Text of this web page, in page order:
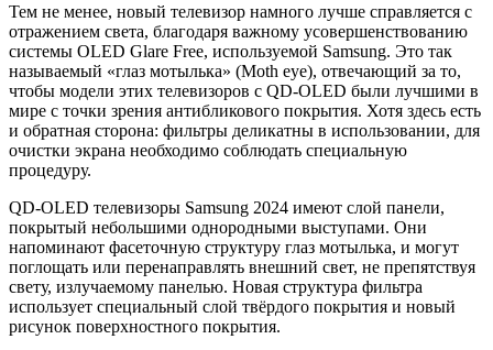
Тем не менее, новый телевизор намного лучше справляется с
отражением света, благодаря важному усовершенствованию
системы OLED Glare Free, используемой Samsung. Это так
называемый «глаз мотылька» (Moth eye), отвечающий за то,
чтобы модели этих телевизоров с QD-OLED были лучшими в
мире с точки зрения антибликового покрытия. Хотя здесь есть
и обратная сторона: фильтры деликатны в использовании, для
очистки экрана необходимо соблюдать специальную
процедуру.
QD-OLED телевизоры Samsung 2024 имеют слой панели,
покрытый небольшими однородными выступами. Они
напоминают фасеточную структуру глаз мотылька, и могут
поглощать или перенаправлять внешний свет, не препятствуя
свету, излучаемому панелью. Новая структура фильтра
использует специальный слой твёрдого покрытия и новый
рисунок поверхностного покрытия.